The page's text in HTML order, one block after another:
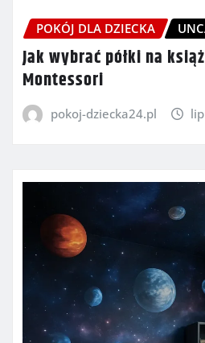
POKÓJ DLA DZIECKA
Jak wybrać półki na
Montessori
pokoj-dziecka24.pl